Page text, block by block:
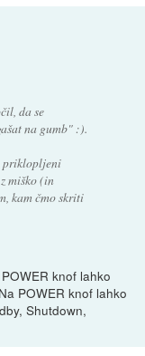
da se
na gumb" :).
priklopljeni
miško (in
kam čmo skriti
knof lahko
POWER knof lahko
Shutdown,